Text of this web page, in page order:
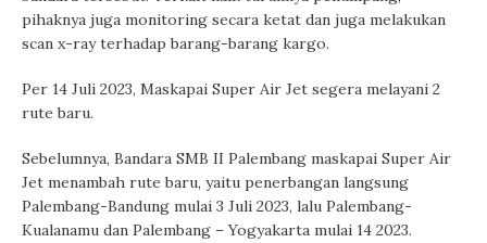
pihaknya juga monitoring secara ketat dan juga melakukan
scan x-ray terhadap barang-barang kargo.
Per 14 Juli 2023, Maskapai Super Air Jet segera melayani 2
rute baru.
Sebelumnya, Bandara SMB II Palembang maskapai Super Air
Jet menambah rute baru, yaitu penerbangan langsung
Palembang-Bandung mulai 3 Juli 2023, lalu Palembang-
Kualanamu dan Palembang – Yogyakarta mulai 14 2023.